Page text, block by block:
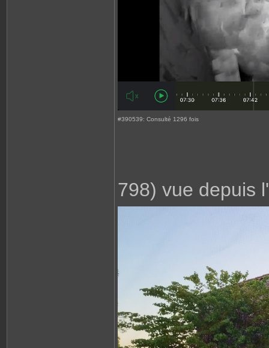
#390539: Consulté 1296 fois
798) vue depuis